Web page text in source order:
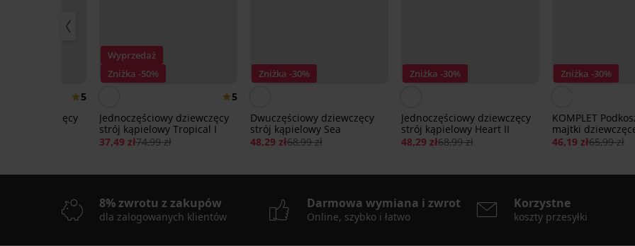
5
dziewczęcy
Wyprzedaż
Zniżka -50%
5
Jednoczęściowy dziewczęcy
strój kąpielowy Tropical I
37,49 zł74,99 zł
Zniżka -30%
Dwuczęściowy dziewczęcy
strój kąpielowy Sea
48,29 zł68,99 zł
Zniżka -30%
Jednoczęściowy dziewczęcy
strój kąpielowy Heart II
48,29 zł68,99 zł
Zniżka -30%
KOMPLET
majtki
Friends
46,19 zł65,99 zł
8% zwrotu z zakupów
dla zalogowanych klientów
Darmowa wymiana i zwrot
Online, szybko i łatwo
Korzystne
koszty przesyłki